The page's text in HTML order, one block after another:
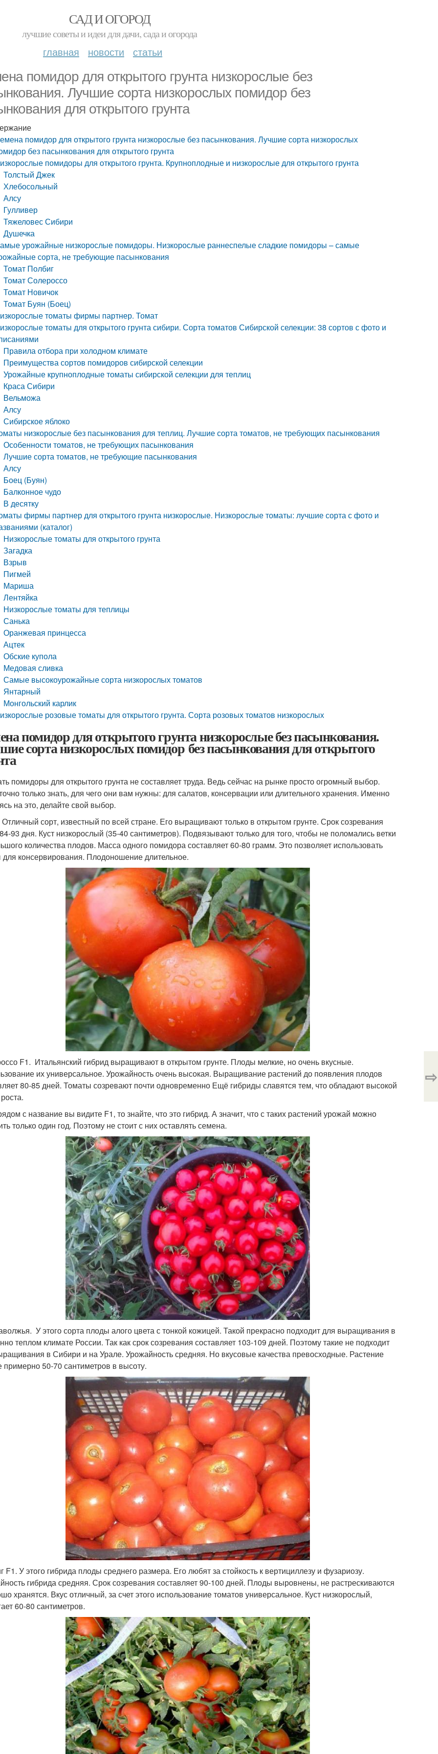
САД И ОГОРОД
лучшие советы и идеи для дачи, сада и огорода
главная новости статьи
помидор для открытого грунта низкорослые без
Лучшие сорта низкорослых помидор без
для открытого грунта
помидор для открытого грунта низкорослые без пасынкования. Лучшие сорта низкорослых
без пасынкования для открытого грунта
помидоры для открытого грунта. Крупноплодные и низкорослые для открытого грунта
Толстый Джек
Хлебосольный
Алсу
Гулливер
Тяжеловес Сибири
Душечка
урожайные низкорослые помидоры. Низкорослые раннеспелые сладкие помидоры – самые
сорта, не требующие пасынкования
Томат Полбиг
Томат Солероссо
Томат Новичок
Томат Буян (Боец)
томаты фирмы партнер. Томат
томаты для открытого грунта сибири. Сорта томатов Сибирской селекции: 38 сортов с фото и
Правила отбора при холодном климате
Преимущества сортов помидоров сибирской селекции
Урожайные крупноплодные томаты сибирской селекции для теплиц
Краса Сибири
Вельможа
Алсу
Сибирское яблоко
низкорослые без пасынкования для теплиц. Лучшие сорта томатов, не требующих пасынкования
Особенности томатов, не требующих пасынкования
Лучшие сорта томатов, не требующие пасынкования
Алсу
Боец (Буян)
Балконное чудо
В десятку
фирмы партнер для открытого грунта низкорослые. Низкорослые томаты: лучшие сорта с фото и
(каталог)
Низкорослые томаты для открытого грунта
Загадка
Взрыв
Пигмей
Мариша
Лентяйка
Низкорослые томаты для теплицы
Санька
Оранжевая принцесса
Ацтек
Обские купола
Медовая сливка
Самые высокоурожайные сорта низкорослых томатов
Янтарный
Монгольский карлик
розовые томаты для открытого грунта. Сорта розовых томатов низкорослых
помидор для открытого грунта низкорослые без пасынкования.
сорта низкорослых помидор без пасынкования для открытого
помидоры для открытого грунта не составляет труда. Ведь сейчас на рынке просто огромный выбор.
только знать, для чего они вам нужны: для салатов, консервации или длительного хранения. Именно
на это, делайте свой выбор.
сорт, известный по всей стране. Его выращивают только в открытом грунте. Срок созревания
93 дня. Куст низкорослый (35-40 сантиметров). Подвязывают только для того, чтобы не поломались ветки
количества плодов. Масса одного помидора составляет 60-80 грамм. Это позволяет использовать
консервирования. Плодоношение длительное.
F1. Итальянский гибрид выращивают в открытом грунте. Плоды мелкие, но очень вкусные.
их универсальное. Урожайность очень высокая. Выращивание растений до появления плодов
80-85 дней. Томаты созревают почти одновременно Ещё гибриды славятся тем, что обладают высокой
с название вы видите F1, то знайте, что это гибрид. А значит, что с таких растений урожай можно
только один год. Поэтому не стоит с них оставлять семена.
У этого сорта плоды алого цвета с тонкой кожицей. Такой прекрасно подходит для выращивания в
теплом климате России. Так как срок созревания составляет 103-109 дней. Поэтому такие не подходит
в Сибири и на Урале. Урожайность средняя. Но вкусовые качества превосходные. Растение
примерно 50-70 сантиметров в высоту.
F1. У этого гибрида плоды среднего размера. Его любят за стойкость к вертициллезу и фузариозу.
гибрида средняя. Срок созревания составляет 90-100 дней. Плоды выровнены, не растрескиваются
хранятся. Вкус отличный, за счет этого использование томатов универсальное. Куст низкорослый,
60-80 сантиметров.
⇨